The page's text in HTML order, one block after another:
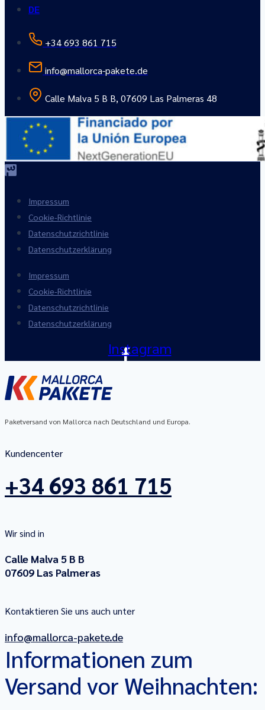
DE
+34 693 861 715
info@mallorca-pakete.de
Calle Malva 5 B B, 07609 Las Palmeras 48
Impressum
Cookie-Richtlinie
Datenschutzrichtlinie
Datenschutzerklärung
Impressum
Cookie-Richtlinie
Datenschutzrichtlinie
Datenschutzerklärung
Instagram
Paketversand von Mallorca nach Deutschland und Europa.
Kundencenter
+34 693 861 715
Wir sind in
Calle Malva 5 B B
07609 Las Palmeras
Kontaktieren Sie uns auch unter
info@mallorca-pakete.de
Informationen zum
Versand vor Weihnachten: